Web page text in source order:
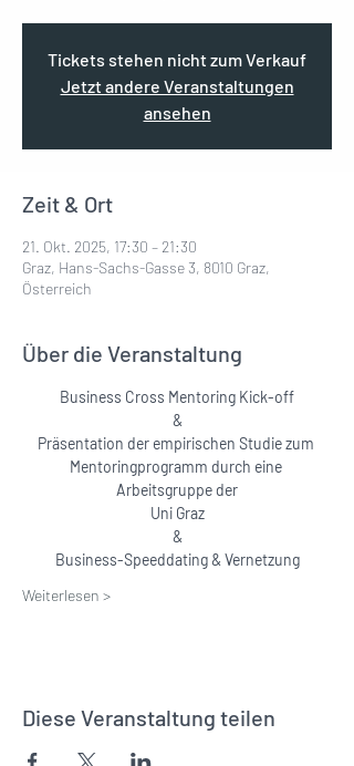
Tickets stehen nicht zum Verkauf
Jetzt andere Veranstaltungen
ansehen
Zeit & Ort
21. Okt. 2025, 17:30 – 21:30
Graz, Hans-Sachs-Gasse 3, 8010 Graz,
Österreich
Über die Veranstaltung
Business Cross Mentoring Kick-off
&
Präsentation der empirischen Studie zum
Mentoringprogramm durch eine
Arbeitsgruppe der
Uni Graz
&
Business-Speeddating & Vernetzung
Weiterlesen >
Diese Veranstaltung teilen